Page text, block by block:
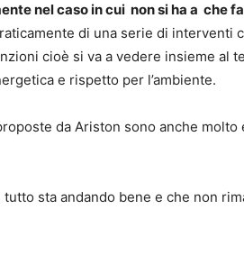
nel caso in cui non si ha a che
di una serie di interventi
cioè si va a vedere insieme al
e rispetto per l’ambiente.
da Ariston sono anche molto
sta andando bene e che non